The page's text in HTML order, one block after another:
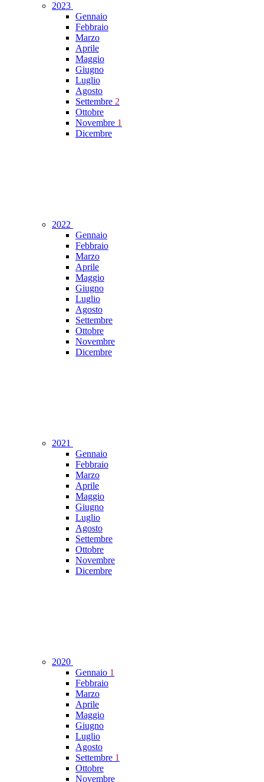
2023
Gennaio
Febbraio
Marzo
Aprile
Maggio
Giugno
Luglio
Agosto
Settembre 2
Ottobre
Novembre 1
Dicembre
2022
Gennaio
Febbraio
Marzo
Aprile
Maggio
Giugno
Luglio
Agosto
Settembre
Ottobre
Novembre
Dicembre
2021
Gennaio
Febbraio
Marzo
Aprile
Maggio
Giugno
Luglio
Agosto
Settembre
Ottobre
Novembre
Dicembre
2020
Gennaio 1
Febbraio
Marzo
Aprile
Maggio
Giugno
Luglio
Agosto
Settembre 1
Ottobre
Novembre